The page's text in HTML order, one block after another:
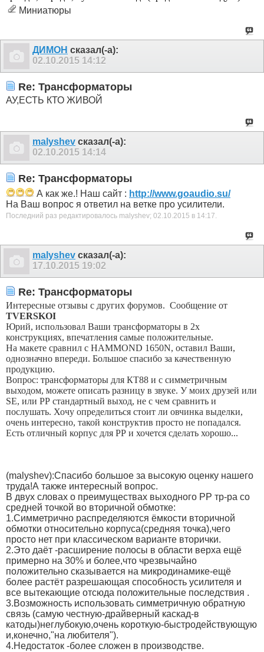
Миниатюры
ДИМОН сказал(-а):
02.10.2015 14:12
Re: Трансформаторы
АУ,ЕСТЬ КТО ЖИВОЙ
malyshev сказал(-а):
02.10.2015 14:14
Re: Трансформаторы
А как же.! Наш сайт : http://www.goaudio.su/
На Ваш вопрос я ответил на ветке про усилители.
Последний раз редактировалось malyshev; 02.10.2015 в 14:17
malyshev сказал(-а):
17.10.2015 19:02
Re: Трансформаторы
Интересные отзывы с других форумов. Сообщение от
TVERSKOI
Юрий, использовал Ваши трансформаторы в 2х
конструкциях, впечатления самые положительные.
На макете сравнил с HAMMOND 1650N, оставил Ваши,
однозначно впереди. Большое спасибо за качественную
продукцию.
Вопрос: трансформаторы для КТ88 и с симметричным
выходом, можете описать разницу в звуке. У моих друзей или
SE, или РР стандартный выход, не с чем сравнить и
послушать. Хочу определиться стоит ли овчинка выделки,
очень интересно, такой конструктив просто не попадался.
Есть отличный корпус для РР и хочется сделать хорошо...
(malyshev):Спасибо большое за высокую оценку нашего
труда!А также интересный вопрос.
В двух словах о преимуществах выходного РР тр-ра со
средней точкой во вторичной обмотке:
1.Симметрично распределяются ёмкости вторичной
обмотки относительно корпуса(средняя точка),чего
просто нет при классическом варианте вторички.
2.Это даёт -расширение полосы в области верха ещё
примерно на 30% и более,что чрезвычайно
положительно сказывается на микродинамике-ещё
более растёт разрешающая способность усилителя и
все вытекающие отсюда положительные последствия .
3.Возможность использовать симметричную обратную
связь (самую честную-драйверный каскад-в
катоды)неглубокую,очень короткую-быстродействующую
и,конечно,"на любителя").
4.Недостаток -более сложен в производстве.